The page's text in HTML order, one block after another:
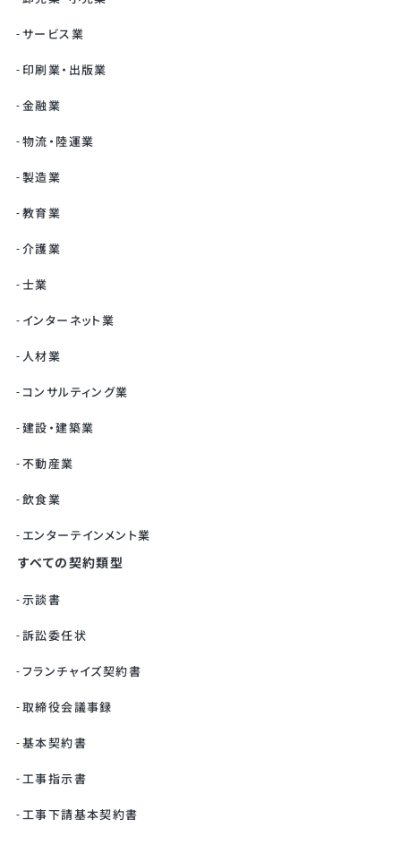
サービス業
印刷業・出版業
金融業
物流・陸運業
製造業
教育業
介護業
士業
インターネット業
人材業
コンサルティング業
建設・建築業
不動産業
飲食業
エンターテインメント業
すべての契約類型
示談書
訴訟委任状
フランチャイズ契約書
取締役会議事録
基本契約書
工事指示書
工事下請基本契約書